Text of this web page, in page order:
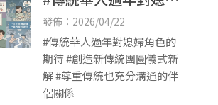
角色的期待
發佈：2026/04/22
#傳統華人過年對媳婦角色的
期待 #創造新傳統團圓儀式新
解 #尊重傳統也充分溝通的伴
侶關係